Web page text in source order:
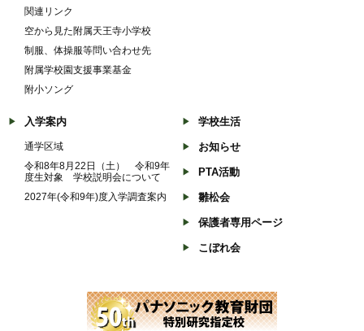
関連リンク
空から見た附属天王寺小学校
制服、体操服等問い合わせ先
附属学校園支援事業基金
附小ソング
入学案内
通学区域
令和8年8月22日（土） 令和9年
度生対象 学校説明会について
2027年(令和9年)度入学調査案内
学校生活
お知らせ
PTA活動
雛松会
保護者専用ページ
こぼれ会